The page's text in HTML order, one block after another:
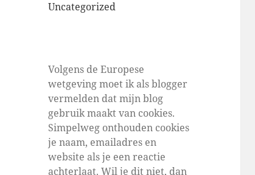
Uncategorized
Volgens de Europese
wetgeving moet ik als blogger
vermelden dat mijn blog
gebruik maakt van cookies.
Simpelweg onthouden cookies
je naam, emailadres en
website als je een reactie
achterlaat. Wil je dit niet, dan